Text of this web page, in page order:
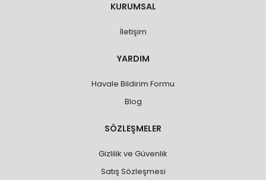
KURUMSAL
İletişim
YARDIM
Havale Bildirim Formu
Blog
SÖZLEŞMELER
Gizlilik ve Güvenlik
Satış Sözleşmesi